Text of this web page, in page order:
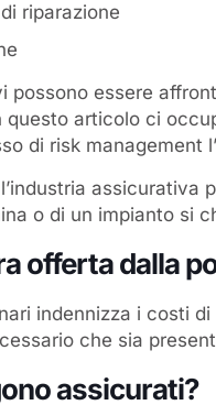
riparazione
possono essere
articolo ci
di risk management
o di un impianto si
offerta dalla
indennizza i costi
che sia
assicurati?